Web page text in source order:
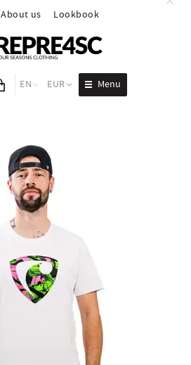
About us Lookbook
Cart total
EN EUR Menu